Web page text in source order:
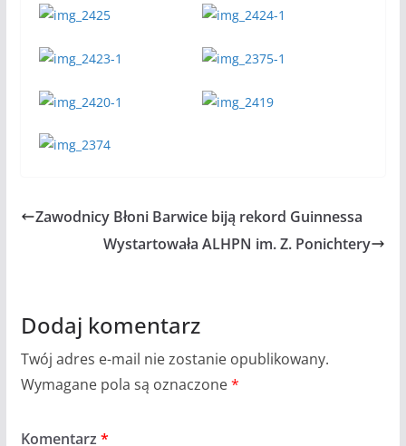
Zawodnicy Błoni Barwice biją rekord Guinnessa
Wystartowała ALHPN im. Z. Ponichtery
Dodaj komentarz
Twój adres e-mail nie zostanie opublikowany.
Wymagane pola są oznaczone*
Komentarz *